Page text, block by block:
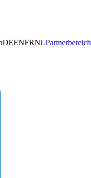
DEENFRNLPartnerbereich